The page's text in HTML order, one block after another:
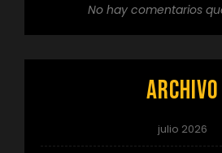
No hay comentarios
Archivo
julio 2026